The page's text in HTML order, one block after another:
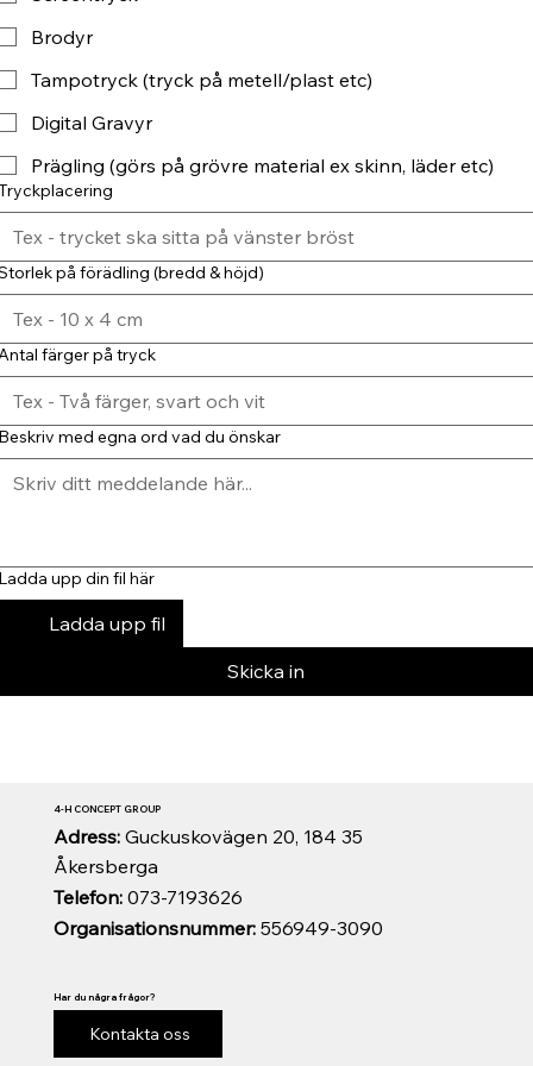
Brodyr
Tampotryck (tryck på metell/plast etc)
Digital Gravyr
Prägling (görs på grövre material ex skinn, läder etc)
på förädling (bredd & höjd)
färger på tryck
med egna ord vad du önskar
upp din fil här
Ladda upp fil
Skicka in
Organisationsnummer:556949-3090
Telefon:073-7193626
Adress: Guckuskovägen 20, 184 35
Åkersberga
4-H CONCEPT GROUP
Har du några frågor?
Kontakta oss